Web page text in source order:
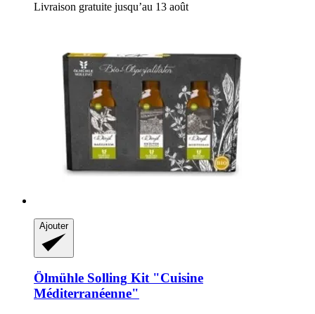
Livraison gratuite jusqu’au 13 août
Ajouter
Ölmühle Solling Kit "Cuisine
Méditerranéenne"